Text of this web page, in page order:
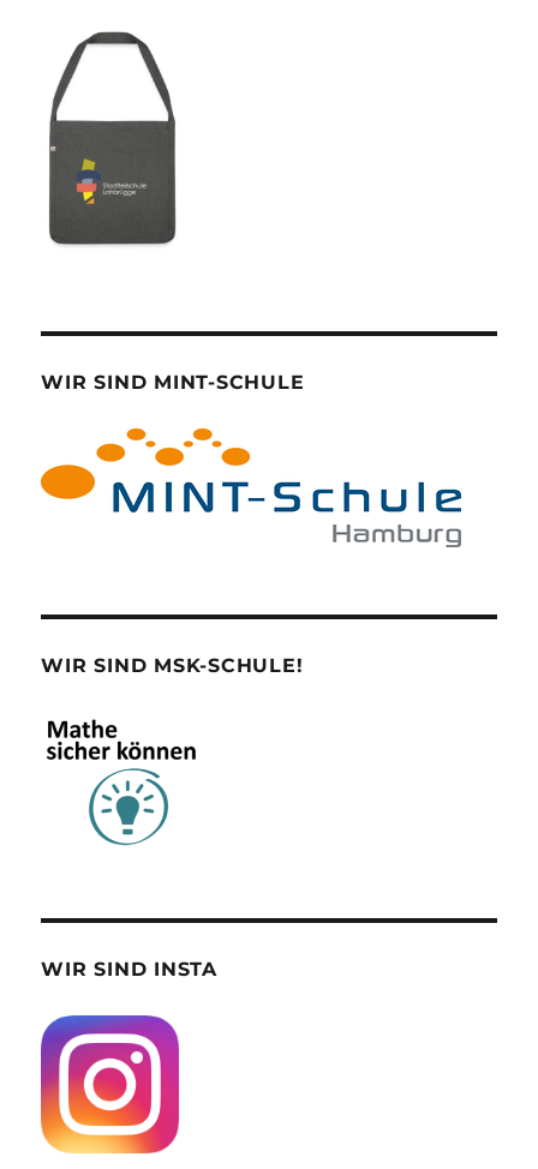
WIR SIND MINT-SCHULE
WIR SIND MSK-SCHULE!
WIR SIND INSTA